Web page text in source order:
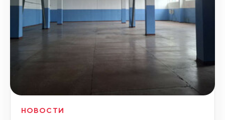
НОВОСТИ